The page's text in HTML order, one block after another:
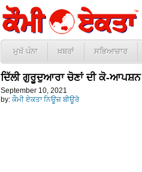
ਮੁਖੱ ਪੰਨਾ ਖ਼ਬਰਾਂ ਸਭਿਆਚਾਰ
ਦਿੱਲੀ ਗੁਰੂਦੁਆਰਾ ਚੋਣਾਂ ਦੀ ਕੋ-
September 10, 2021
by: ਕੌਮੀ ਏਕਤਾ ਨਿਊਜ਼ ਬੀਊਰੋ